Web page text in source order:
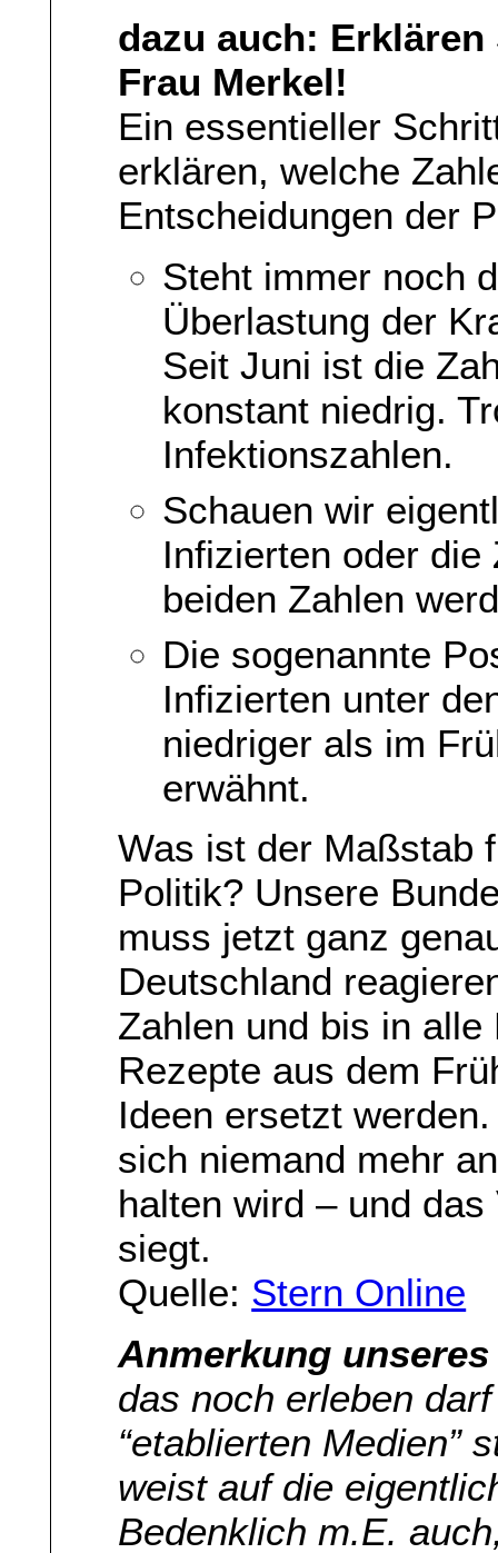
dazu auch:
Frau Merkel!
Ein essentieller
erklären, welche
Entscheidungen der
Steht immer noch
Überlastung der
Seit Juni ist die
konstant niedrig.
Infektionszahlen.
Schauen wir
Infizierten oder
beiden Zahlen
Die sogenannte
Infizierten unter
niedriger als im
erwähnt.
Was ist der Maßstab
Politik? Unsere
muss jetzt ganz
Deutschland
Zahlen und bis in
Rezepte aus dem
Ideen ersetzt
sich niemand mehr
halten wird – und
siegt.
Quelle: Stern Online
Anmerkung unseres
das noch erleben
“etablierten Medien”
weist auf die
Bedenklich m.E.